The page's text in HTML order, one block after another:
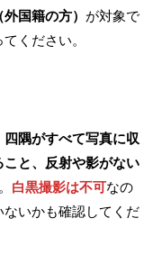
国籍の方） が対象で
ください。
四隅がすべて写真に収
と、反射や影がない
白黒撮影は不可なの
いかも確認してくだ